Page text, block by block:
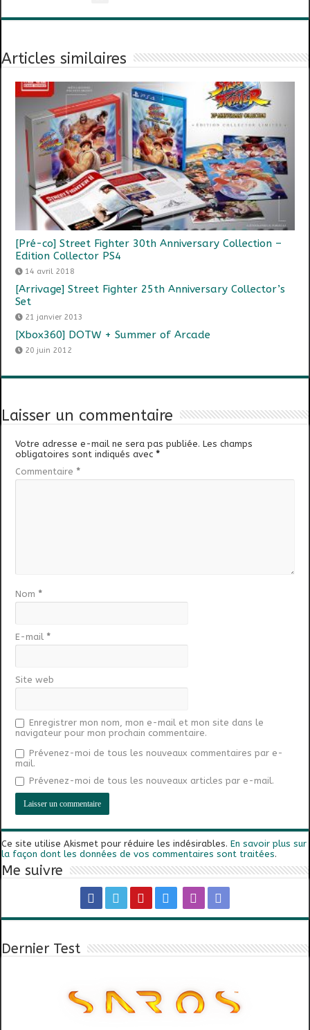
Articles similaires
[Pré-co] Street Fighter 30th Anniversary Collection –
Edition Collector PS4
14 avril 2018
[Arrivage] Street Fighter 25th Anniversary Collector’s
Set
21 janvier 2013
[Xbox360] DOTW + Summer of Arcade
20 juin 2012
Laisser un commentaire
Votre adresse e-mail ne sera pas publiée. Les champs
obligatoires sont indiqués avec*
Commentaire *
Nom *
E-mail *
Site web
Enregistrer mon nom, mon e-mail et mon site dans le
navigateur pour mon prochain commentaire.
Prévenez-moi de tous les nouveaux commentaires par e-
mail.
Prévenez-moi de tous les nouveaux articles par e-mail.
Ce site utilise Akismet pour réduire les indésirables.En savoir plus sur
la façon dont les données de vos commentaires sont traitées.
Me suivre
Dernier Test